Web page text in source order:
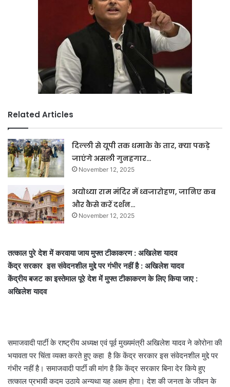
Related Articles
दिल्ली से यूपी तक धमाके के तार, क्या पकड़े
जाएंगे असली गुनहगार…
November 12, 2025
अयोध्या राम मंदिर में ध्वजारोहण, जानिए कब
और कैसे करें दर्शन…
November 12, 2025
तत्काल पुरे देश में करवाया जाय मुफ्त टीकाकरण : अखिलेश यादव
केंद्र सरकार इस संवेदनशील मुद्दे पर गंभीर नहीं है : अखिलेश यादव
केंद्रीय बजट का इस्तेमाल पूरे देश में मुफ्त टीकाकरण के लिए किया जाए :
अखिलेश यादव
समाजवादी पार्टी के राष्ट्रीय अध्यक्ष एवं पूर्व मुख्यमंत्री अखिलेश यादव ने कोरोना की
भयावता पर चिंता व्यक्त करते हुए कहा है कि केंद्र सरकार इस संवेदनशील मुद्दे पर
गंभीर नहीं है। समाजवादी पार्टी की मांग है कि केंद्र सरकार बिना देर किये हुए
तत्काल प्रभावी कदम उठाये अन्यथा यह अक्षम होगा। देश की जनता के जीवन के